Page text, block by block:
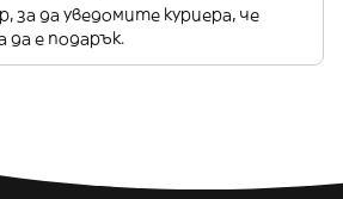
за да уведомите куриера, че
да е подарък.